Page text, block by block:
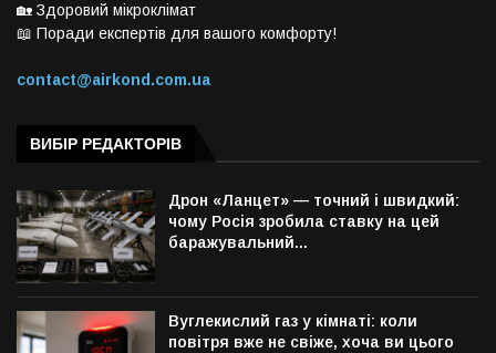
🏡 Здоровий мікроклімат
📖 Поради експертів для вашого комфорту!
contact@airkond.com.ua
ВИБІР РЕДАКТОРІВ
Дрон «Ланцет» — точний і швидкий:
чому Росія зробила ставку на цей
баражувальний...
Вуглекислий газ у кімнаті: коли
повітря вже не свіже, хоча ви цього